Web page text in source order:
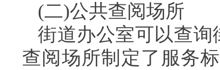
(二)公共查阅场所
街道办公室可以查
查阅场所制定了服务